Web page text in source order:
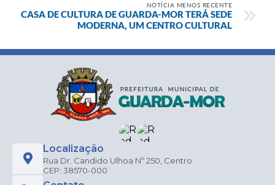
NOTÍCIA MENOS RECENTE
CASA DE CULTURA DE GUARDA-MOR TERÁ SEDE
MODERNA, UM CENTRO CULTURAL
Localização
Rua Dr. Candido Ulhoa Nº 250, Centro
CEP: 38570-000